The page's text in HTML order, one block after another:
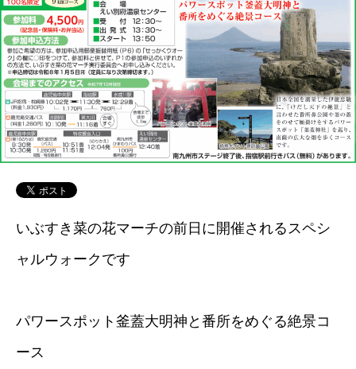
いぶすき菜の花マーチの前日に開催されるスペシ
ャルウォークです
パワースポット釜蓋大明神と番所をめぐる絶景コ
ース